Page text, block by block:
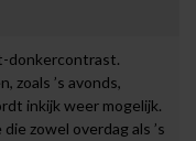
donkercontrast.
zoals ’s avonds,
inkijk weer mogelijk.
zowel overdag als ’s